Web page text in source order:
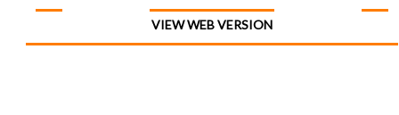
VIEW WEB VERSION